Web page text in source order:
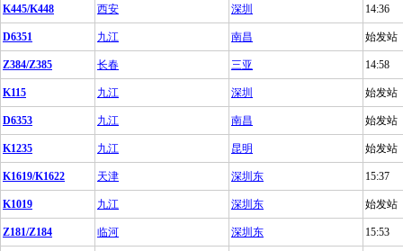
K445/K448 西安 深圳 14:36
D6351 九江 南昌 始发站
Z384/Z385 长春 三亚 14:58
K115 九江 深圳 始发站
D6353 九江 南昌 始发站
K1235 九江 昆明 始发站
K1619/K1622 天津 深圳东 15:37
K1019 九江 深圳东 始发站
Z181/Z184 临河 深圳东 15:53